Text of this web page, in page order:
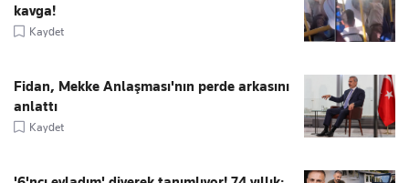
kavga!
Kaydet
Fidan, Mekke Anlaşması'nın perde arkasını
anlattı
Kaydet